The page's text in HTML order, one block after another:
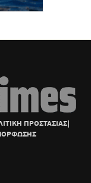
ΠΡΟΣΤΑΣΙΑΣ|